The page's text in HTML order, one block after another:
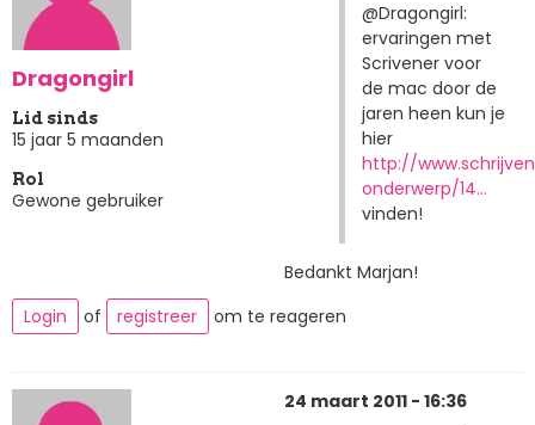
Dragongirl
Lid sinds
15 jaar 5 maanden
Rol
Gewone gebruiker
@Dragongirl:
ervaringen met
Scrivener voor
de mac door de
jaren heen kun je
hier
http://
onderwerp/14…
vinden!
Bedankt Marjan!
Login
of registreer om te reageren
24 maart 2011 - 16:36